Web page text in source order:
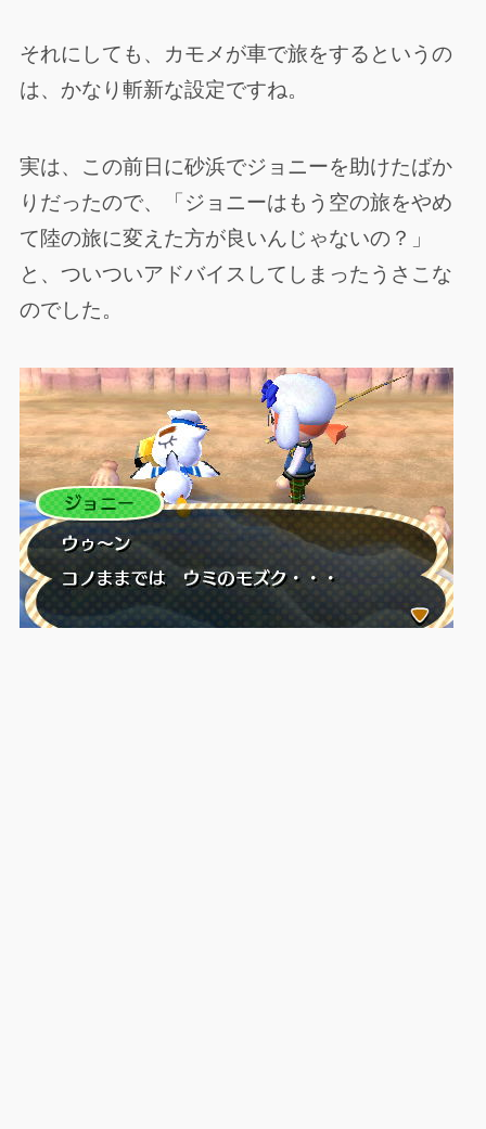
それにしても、カモメが車で旅をするというの
は、かなり斬新な設定ですね。
実は、この前日に砂浜でジョニーを助けたばか
りだったので、「ジョニーはもう空の旅をやめ
て陸の旅に変えた方が良いんじゃないの？」
と、ついついアドバイスしてしまったうさこな
のでした。